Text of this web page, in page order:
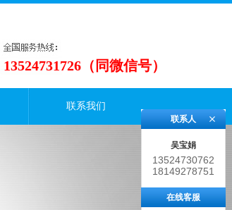
13524731726（同微信号）
联系我们
联系人
吴宝娟
13524730762
18149278751
在线客服